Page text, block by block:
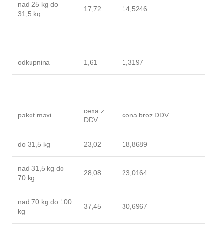
nad 25 kg do
31,5 kg
17,72 14,5246
odkupnina 1,61 1,3197
paket maxi
cena z
DDV
cena brez DDV
do 31,5 kg 23,02 18,8689
nad 31,5 kg do
70 kg
28,08 23,0164
nad 70 kg do 100
kg
37,45 30,6967